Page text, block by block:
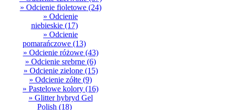
» Odcienie fioletowe(24)
» Odcienie
niebieskie(17)
» Odcienie
pomarańczowe (13)
» Odcienie różowe(43)
» Odcienie srebrne (6)
» Odcienie zielone(15)
» Odcienie zółte (9)
» Pastelowe kolory (16)
» Glitter hybryd Gel
Polish (18)